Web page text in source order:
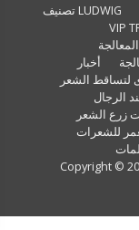
LUDWIG تصنيف
VIP
أخبار
لتساقط الشعر
الرجال
زرع الشعر
للشعرات
Copyright ©